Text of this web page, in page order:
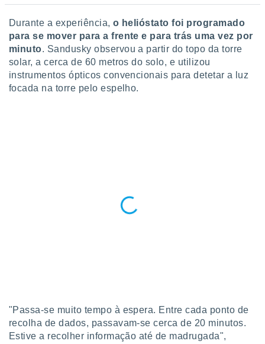
através
Durante a experiência,o helióstato foi programado
para se mover para a frente e para trás uma vez por
minuto. Sandusky observou a partir do topo da torre
solar, a cerca de 60 metros do solo, e utilizou
instrumentos ópticos convencionais para detetar a luz
focada na torre pelo espelho.
"Passa-se muito tempo à espera. Entre cada ponto de
recolha de dados, passavam-se cerca de 20 minutos.
Estive a recolher informação até de madrugada",